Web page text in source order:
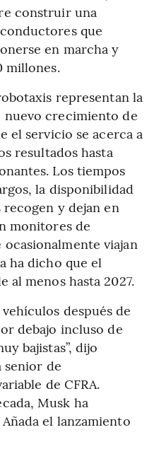
construir una
que
en marcha y
millones.
representan la
crecimiento de
el servicio se acerca a
resultados hasta
Los tiempos
la disponibilidad
y dejan en
monitores de
viajan
ha dicho que el
al menos hasta 2027.
después de
debajo incluso de
bajistas”, dijo
senior de
de CFRA.
Musk ha
el lanzamiento